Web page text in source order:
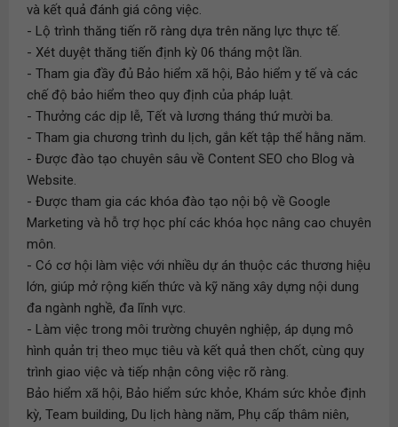
và kết quả đánh giá công việc.
- Lộ trình thăng tiến rõ ràng dựa trên năng lực thực tế.
- Xét duyệt thăng tiến định kỳ 06 tháng một lần.
- Tham gia đầy đủ Bảo hiểm xã hội, Bảo hiểm y tế và các
chế độ bảo hiểm theo quy định của pháp luật.
- Thưởng các dịp lễ, Tết và lương tháng thứ mười ba.
- Tham gia chương trình du lịch, gắn kết tập thể hằng năm.
- Được đào tạo chuyên sâu về Content SEO cho Blog và
Website.
- Được tham gia các khóa đào tạo nội bộ về Google
Marketing và hỗ trợ học phí các khóa học nâng cao chuyên
môn.
- Có cơ hội làm việc với nhiều dự án thuộc các thương hiệu
lớn, giúp mở rộng kiến thức và kỹ năng xây dựng nội dung
đa ngành nghề, đa lĩnh vực.
- Làm việc trong môi trường chuyên nghiệp, áp dụng mô
hình quản trị theo mục tiêu và kết quả then chốt, cùng quy
trình giao việc và tiếp nhận công việc rõ ràng.
Bảo hiểm xã hội, Bảo hiểm sức khỏe, Khám sức khỏe định
kỳ, Team building, Du lịch hàng năm, Phụ cấp thâm niên,